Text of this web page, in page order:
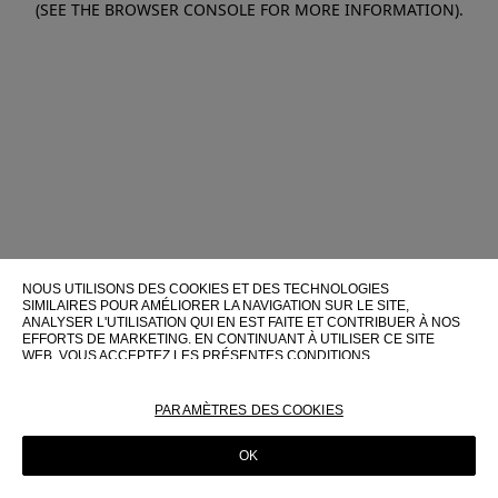
(SEE THE BROWSER CONSOLE FOR MORE INFORMATION).
NOUS UTILISONS DES COOKIES ET DES TECHNOLOGIES
SIMILAIRES POUR AMÉLIORER LA NAVIGATION SUR LE SITE,
ANALYSER L'UTILISATION QUI EN EST FAITE ET CONTRIBUER À NOS
EFFORTS DE MARKETING. EN CONTINUANT À UTILISER CE SITE
WEB, VOUS ACCEPTEZ LES PRÉSENTES CONDITIONS
POUR PLUS D'INFORMATIONS SUR CES TECHNOLOGIES ET LEUR
POLITIQUE EN MATIÈRE DE COOKIES
PARAMÈTRES DES COOKIES
OK